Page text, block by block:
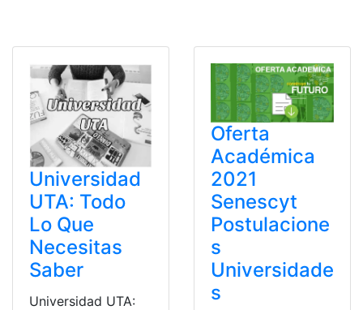
Universidad
UTA: Todo
Lo Que
Necesitas
Saber
Universidad UTA:
Oferta
Académica
2021
Senescyt
Postulacione
s
Universidade
s